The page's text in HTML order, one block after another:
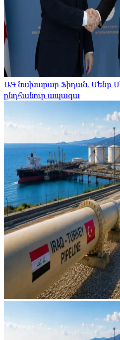
ԱԳ նախարար Ֆիդան. Մենք
ընդհանուր ապագա